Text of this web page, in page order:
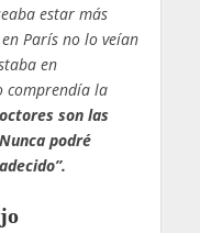
estar más
París no lo veían
en
comprendía la
son las
podré